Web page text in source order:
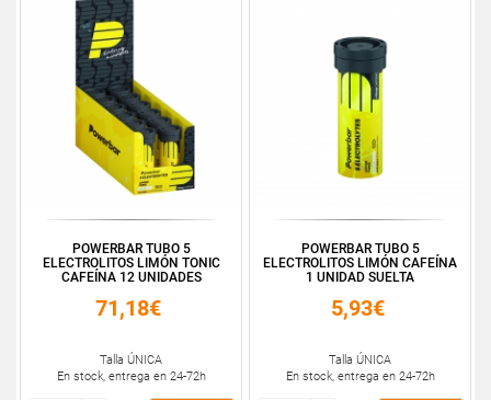
POWERBAR TUBO 5
ELECTROLITOS LIMÓN TONIC
CAFEÍNA 12 UNIDADES
71,18€
Talla ÚNICA
En stock, entrega en 24-72h
POWERBAR TUBO 5
ELECTROLITOS LIMÓN CAFEÍNA
1 UNIDAD SUELTA
5,93€
Talla ÚNICA
En stock, entrega en 24-72h